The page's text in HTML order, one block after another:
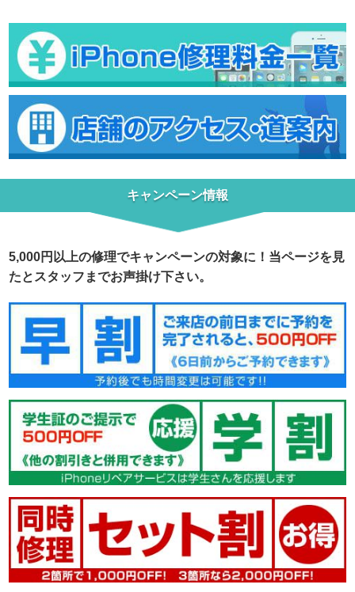
キャンペーン情報
5,000円以上の修理でキャンペーンの対象に！当ページを見
たとスタッフまでお声掛け下さい。